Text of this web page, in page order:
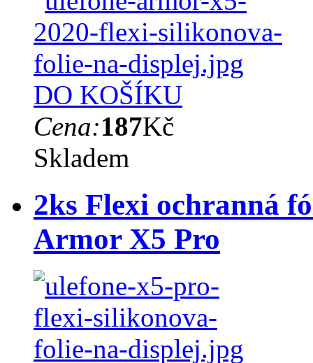
DO KOŠÍKU
Cena:187Kč
Skladem
2ks Flexi ochranná
Armor X5 Pro